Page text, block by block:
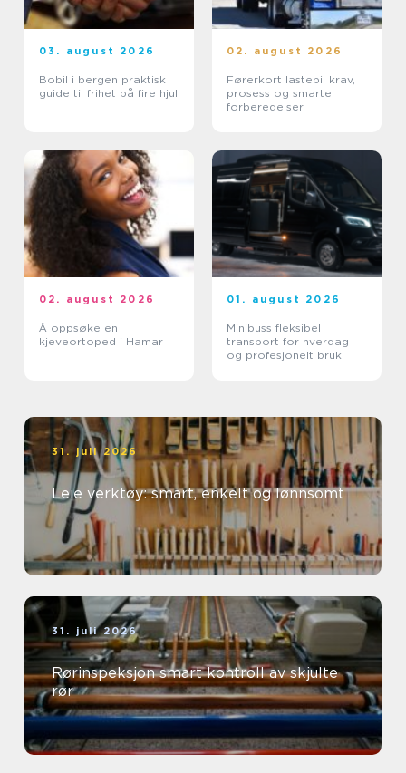
03. august 2026
Bobil i bergen praktisk
guide til frihet på fire hjul
02. august 2026
Førerkort lastebil krav,
prosess og smarte
forberedelser
02. august 2026
Å oppsøke en
kjeveortoped i Hamar
01. august 2026
Minibuss fleksibel
transport for hverdag
og profesjonelt bruk
31. juli 2026
Leie verktøy: smart, enkelt og lønnsomt
31. juli 2026
Rørinspeksjon smart kontroll av skjulte
rør